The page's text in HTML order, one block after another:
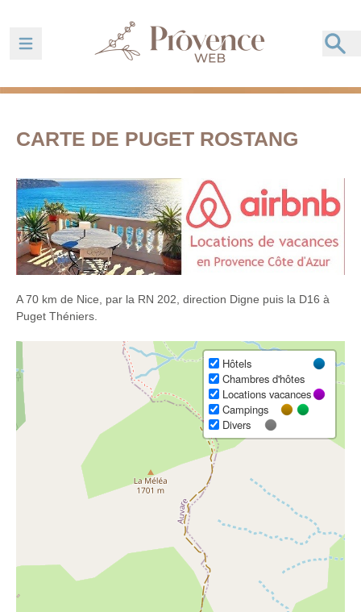
Ouvrir la barre de navigation
CARTE DE PUGET ROSTANG
A 70 km de Nice, par la RN 202, direction Digne puis la D16 à
Puget Théniers.
Hôtels
Chambres d'hôtes
Locations vacances
Campings
Divers